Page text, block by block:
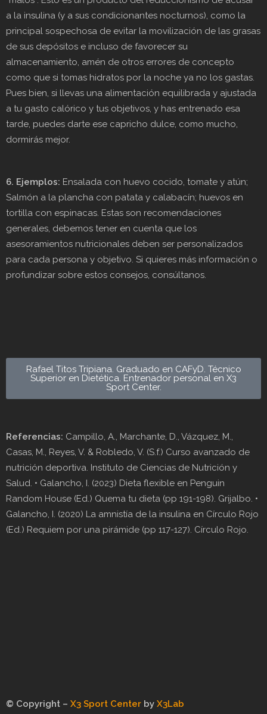
a la insulina (y a sus condicionantes nocturnos), como la
principal sospechosa de evitar la movilización de las grasas
de sus depósitos e incluso de favorecer su
almacenamiento, amén de otros errores de concepto
como que si tomas hidratos por la noche ya no los gastas.
Pues bien, si llevas una alimentación equilibrada y ajustada
a tu gasto calórico y tus objetivos, y has entrenado esa
tarde, puedes darte ese capricho dulce, como mucho,
dormirás mejor.
6. Ejemplos: Ensalada con huevo cocido, tomate y atún;
Salmón a la plancha con patata y calabacín; huevos en
tortilla con espinacas. Estas son recomendaciones
generales, debemos tener en cuenta que los
asesoramientos nutricionales deben ser personalizados
para cada persona y objetivo. Si quieres más información o
profundizar sobre estos consejos, consúltanos.
Rafael Titos Tripiana. Graduado en CAFyD. Técnico
Superior en Dietética. Entrenador personal en X3
Sport Center.
Referencias: Campillo, A., Marchante, D., Vázquez, M.,
Casas, M., Reyes, V. & Robledo, V. (S.f.) Curso avanzado de
nutrición deportiva. Instituto de Ciencias de Nutrición y
Salud. • Galancho, I. (2023) Dieta flexible en Penguin
Random House (Ed.) Quema tu dieta (pp 191-198). Grijalbo. •
Galancho, I. (2020) La amnistía de la insulina en Círculo Rojo
(Ed.) Requiem por una pirámide (pp 117-127). Círculo Rojo.
© Copyright – X3 Sport Center by X3Lab